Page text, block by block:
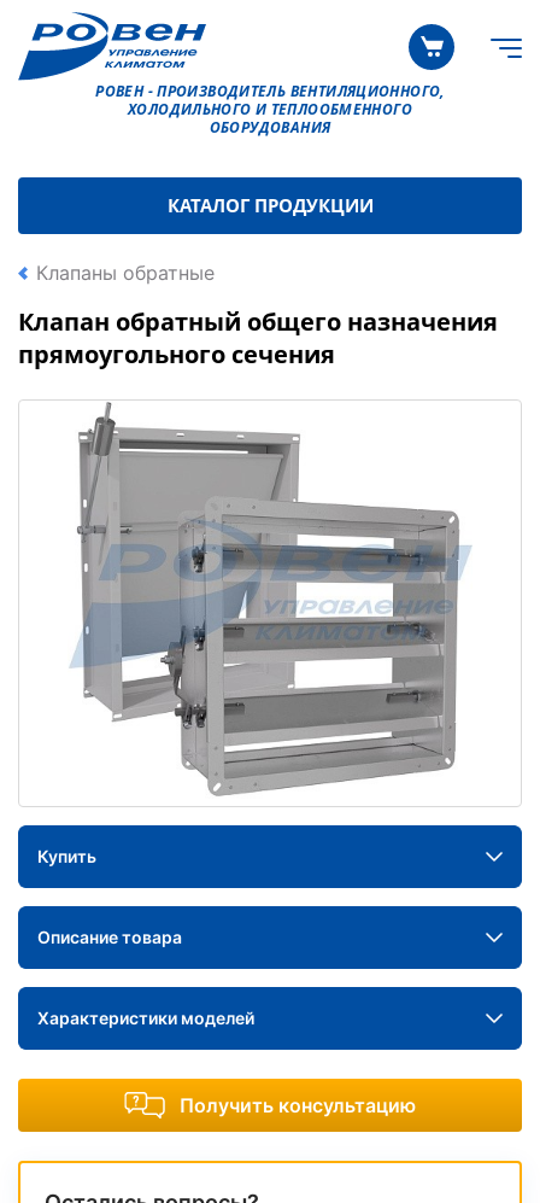
РОВЕН - ПРОИЗВОДИТЕЛЬ ВЕНТИЛЯЦИОННОГО,
ХОЛОДИЛЬНОГО И ТЕПЛООБМЕННОГО
ОБОРУДОВАНИЯ
КАТАЛОГ ПРОДУКЦИИ
Клапаны обратные
Клапан обратный общего назначения
прямоугольного сечения
Купить
Описание товара
Характеристики моделей
Получить консультацию